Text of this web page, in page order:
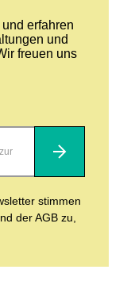
erfahren
und
freuen uns
Abonnieren
stimmen
der AGB zu,